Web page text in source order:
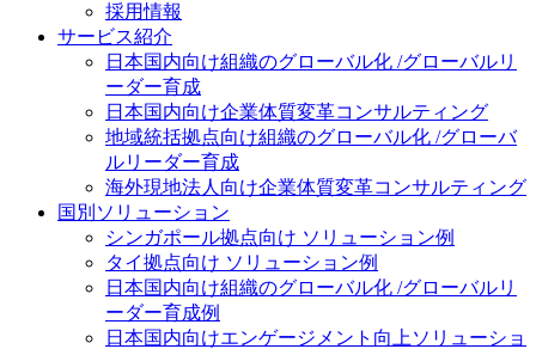
採用情報
サービス紹介
日本国内向け組織のグローバル化 /グローバルリ
ーダー育成
日本国内向け企業体質変革コンサルティング
地域統括拠点向け組織のグローバル化 /グローバ
ルリーダー育成
海外現地法人向け企業体質変革コンサルティング
国別ソリューション
シンガポール拠点向け ソリューション例
タイ拠点向け ソリューション例
日本国内向け組織のグローバル化 /グローバルリ
ーダー育成例
日本国内向けエンゲージメント向上ソリューショ